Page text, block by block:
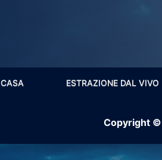
CASA ESTRAZIONE DAL VIVO
Copyright ©